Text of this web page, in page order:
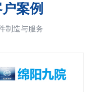
案例
制造与服务